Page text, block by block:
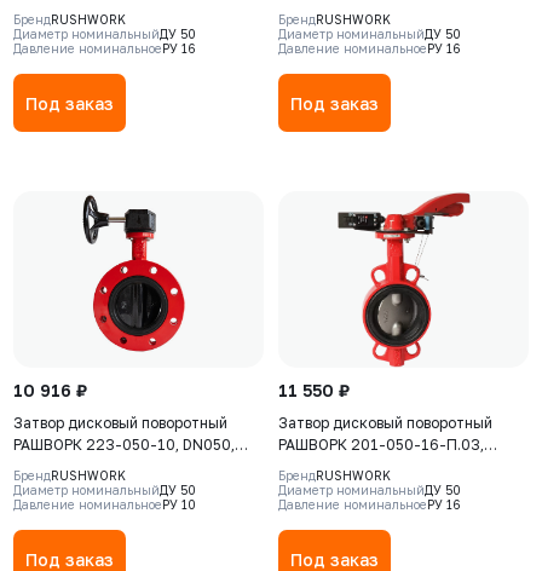
PN16, корпус - GJL-250 (GG25),
диск - GJS-400-15 (GGG40),
уплотнение - EPDM, М/Ф, с
ПНЕВМОПРИВОДОМ ДВОЙНОГО
ДЕЙСТВИЯ РАШВОРК 930-DA-
БрендRUSHWORK
Диаметр номинальныйДУ 50
Давление номинальноеРУ 16
Под заказ
PN16, GGG40 / GGG40 / EPDM, Ф/
Ф, рукоятка, квадрат 9х9
БрендRUSHWORK
Диаметр номинальныйДУ 50
Давление номинальноеРУ 16
Под заказ
10 916 ₽
Затвор дисковый поворотный
РАШВОРК 223-050-10, DN050,
PN10, корпус - Чугун GJS-400-15
(GGG40), диск - GJS-400-15
(GGG40), уплотнение - EPDM, Ф/
Ф, рукоятка
БрендRUSHWORK
Диаметр номинальныйДУ 50
Давление номинальноеРУ 10
Под заказ
11 550 ₽
Затвор дисковый поворотный
РАШВОРК 201-050-16-П.03,
DN050, PN16, корпус - GJL-250
(GG25), диск - CF8, уплотнение -
EPDM, М/Ф, рукоятка с
комплектом сигнализаторов
конечных положений Р9300-0-0-
БрендRUSHWORK
Диаметр номинальныйДУ 50
Давление номинальноеРУ 16
Под заказ